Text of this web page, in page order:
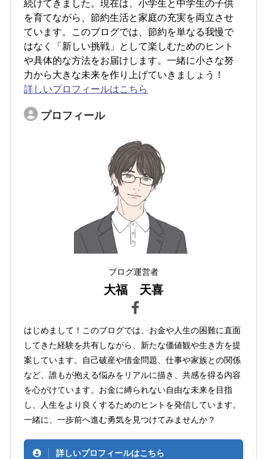
続けてきました。現在は、小学生と中学生の子供
を育てながら、節約生活と家庭の充実を両立させ
ています。このブログでは、節約を単なる我慢で
はなく「新しい挑戦」として楽しむためのヒント
や具体的な方法をお届けします。一緒に小さな努
力から大きな未来を作り上げていきましょう！
詳しいプロフィールはこちら
プロフィール
ブログ運営者
大福 天喜
はじめまして！このブログでは、お金や人生の困難に直面
してきた経験を共有しながら、新たな価値観や生き方を提
案しています。自己破産や借金問題、仕事や家族との関係
など、誰もが抱える悩みをリアルに描き、共感を得る内容
を心がけています。お金に縛られない自由な未来を目指
し、人生をより良くするためのヒントを発信しています。
一緒に、一歩前へ進む勇気を見つけてみませんか？
詳しいプロフィールはこちら